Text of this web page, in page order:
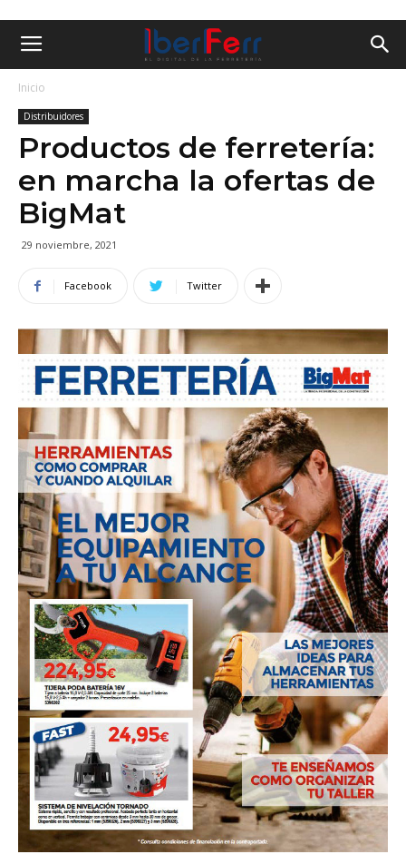
Inicio
Distribuidores
Productos de ferretería:
en marcha la ofertas de
BigMat
29 noviembre, 2021
Facebook Twitter